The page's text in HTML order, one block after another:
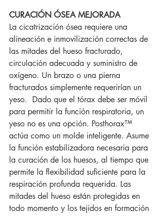
CURACIÓN ÓSEA MEJORADA
La cicatrización ósea requiere una
alineación e inmovilización correctas de
las mitades del hueso fracturado,
circulación adecuada y suministro de
oxígeno. Un brazo o una pierna
fracturados simplemente requerirían un
yeso.  Dado que el tórax debe ser móvil
para permitir la función respiratoria, un
yeso no es una opción. Posthorax™
actúa como un molde inteligente. Asume
la función estabilizadora necesaria para
la curación de los huesos, al tiempo que
permite la flexibilidad suficiente para la
respiración profunda requerida. Las
mitades del hueso están protegidas en
todo momento y los tejidos en formación